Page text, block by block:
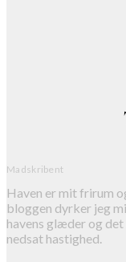
Madskribent
Haven er mit frirum
bloggen dyrker jeg
havens glæder og
nedsat hastighed.